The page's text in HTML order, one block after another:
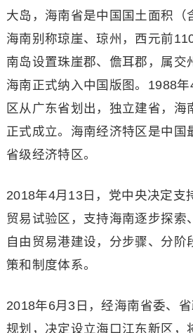
大岛，海南省是中国国土面积（
海南别称琼崖、琼州，西元前
南岛设置珠崖郡、儋耳郡，属交
海南正式纳入中国版图。1988
区从广东省划出，独立建省，海
正式成立。海南经济特区是中国
省级经济特区。
2018年4月13日，党中央决定支
贸易试验区，支持海南逐步探索
自由贸易港建设，分步骤、分阶
策和制度体系。
2018年6月3日，经海南省委、
规划，决定设立海口江东新区，